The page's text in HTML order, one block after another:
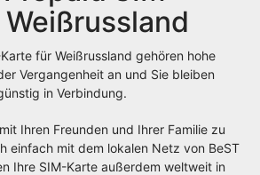
für Weißrussland gehören hohe
Vergangenheit an und Sie bleiben
in Verbindung.
Ihren Freunden und Ihrer Familie zu
einfach mit dem lokalen Netz von BeST
Ihre SIM-Karte außerdem weltweit in